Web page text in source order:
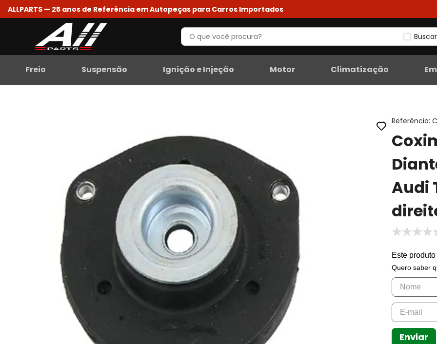
ALLPARTS — 25 anos de Referência em Autopeças para Carros Importados
Freio Suspensão Ignição e Injeção Motor Climatização
Referência:
Audi
Este
Quero saber
Enviar